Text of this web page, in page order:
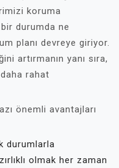
koruma
durumda ne
planı devreye giriyor.
artırmanın yanı sıra,
rahat
önemli avantajları
durumlarla
olmak her zaman